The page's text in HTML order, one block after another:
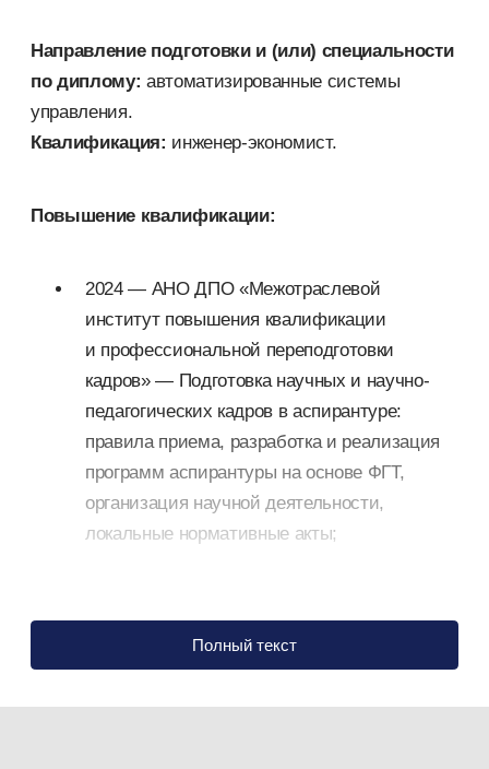
Направление подготовки и (или) специальности
по диплому: автоматизированные системы
управления.
Квалификация: инженер-экономист.
Повышение квалификации:
2024 — АНО ДПО «Межотраслевой
институт повышения квалификации
и профессиональной переподготовки
кадров» — Подготовка научных и научно-
педагогических кадров в аспирантуре:
правила приема, разработка и реализация
программ аспирантуры на основе ФГТ,
организация научной деятельности,
локальные нормативные акты;
институт повышения квалификации
и профессиональной переподготовки
и науки. Применение искусственного
Полный текст